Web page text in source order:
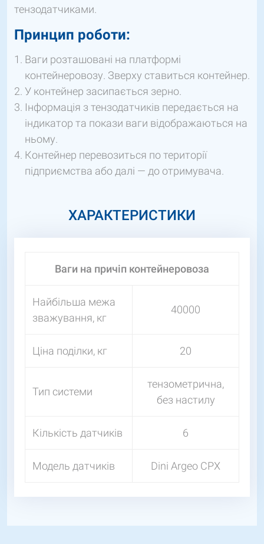
тензодатчиками.
Принцип роботи:
Ваги розташовані на платформі
контейнеровозу. Зверху ставиться контейнер.
У контейнер засипається зерно.
Інформація з тензодатчиків передається на
індикатор та покази ваги відображаються на
ньому.
Контейнер перевозиться по території
підприємства або далі — до отримувача.
ХАРАКТЕРИСТИКИ
Ваги на причіп контейнеровоза
Найбільша межа
зважування, кг
40000
Ціна поділки, кг 20
Тип системи
тензометрична,
без настилу
Кількість датчиків 6
Модель датчиків Dini Argeo CPX